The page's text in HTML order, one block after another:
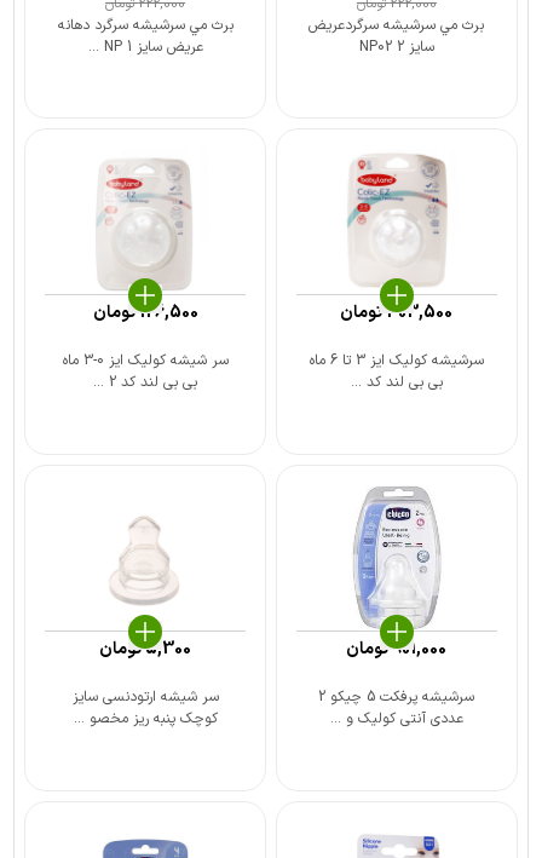
برث مي سرشيشه سرگردعريض
سايز 2 NP02
222,000تومان
برث مي سرشيشه سرگرد دهانه
عريض سايز 1 NP ...
222,000تومان
سرشیشه کولیک ایز 3 تا 6 ماه
بی بی لند کد ...
303,500تومان
سر شیشه کولیک ایز 0-3 ماه
بی بی لند کد 2 ...
126,500تومان
سرشیشه پرفکت 5 چیکو 2
عددی آنتی کولیک و ...
901,000تومان
سر شیشه ارتودنسی سایز
کوچک پنبه ریز مخصو ...
5,300تومان